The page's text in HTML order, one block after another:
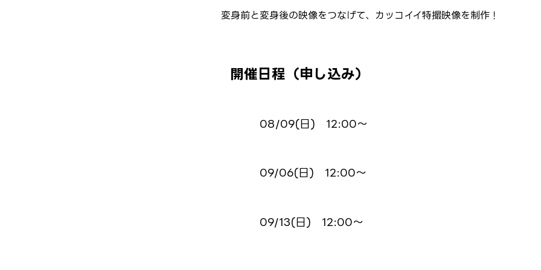
変身前と変身後の映像をつなげて、カッコイイ特撮映像を制作！
開催日程（申し込み）
08/09(日) 12:00～
09/06(日) 12:00～
09/13(日) 12:00～